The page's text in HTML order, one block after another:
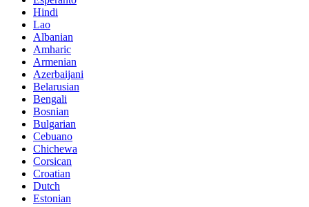
Hindi
Lao
Albanian
Amharic
Armenian
Azerbaijani
Belarusian
Bengali
Bosnian
Bulgarian
Cebuano
Chichewa
Corsican
Croatian
Dutch
Estonian